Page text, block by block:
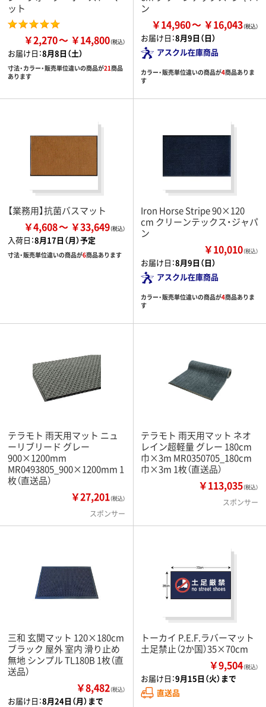
ット
￥2,270 ￥14,800
お届け日：8月8日（土）
寸法・カラー・販売単位違いの商品が21商品
あります
ン
￥14,960 ￥16,043
お届け日：8月9日（日）
アスクル在庫商品
カラー・販売単位違いの商品が4商品ありま
す
【業務用】抗菌バスマット
￥4,608 ￥33,649
入荷日：8月17日（月）予定
寸法・販売単位違いの商品が6商品あります
Iron Horse Stripe 90×120
cm クリーンテックス・ジャパ
ン
￥10,010（税込）
お届け日：8月9日（日）
アスクル在庫商品
カラー・販売単位違いの商品が4商品ありま
す
テラモト 雨天用マット ニュ
ーリブリード グレー
900×1200mm
MR0493805_900×1200mm 1
枚（直送品）
￥27,201（税込）
スポンサー
テラモト 雨天用マット ネオ
レイン超軽量 グレー 180cm
巾×3m MR0350705_180cm
巾×3m 1枚（直送品）
￥113,035（税込）
スポンサー
三和 玄関マット 120×180cm
ブラック 屋外 室内 滑り止め
無地 シンプル TL180B 1枚（直
送品）
￥8,482（税込）
お届け日：8月24日（月）まで
トーカイ P.E.F.ラバーマット
土足禁止（2か国）35×70cm
￥9,504（税込）
お届け日：9月15日（火）まで
直送品